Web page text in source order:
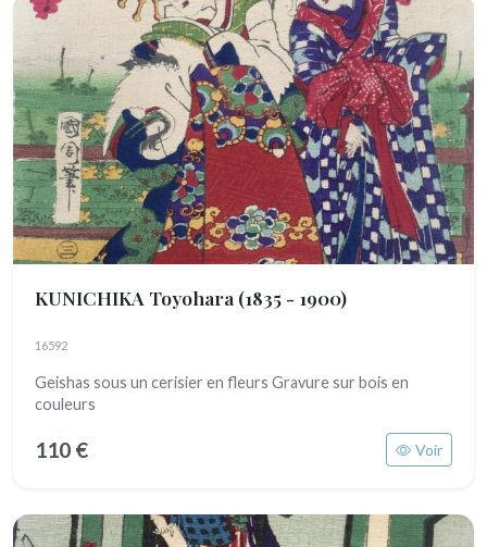
KUNICHIKA Toyohara (1835 - 1900)
16592
Geishas sous un cerisier en fleurs Gravure sur bois en
couleurs
110 € Voir